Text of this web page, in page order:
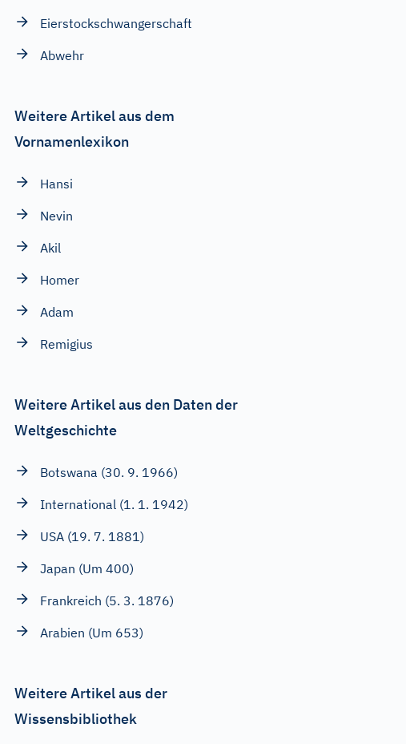
Eierstockschwangerschaft
Abwehr
Weitere Artikel aus dem
Vornamenlexikon
Hansi
Nevin
Akil
Homer
Adam
Remigius
Weitere Artikel aus den Daten der
Weltgeschichte
Botswana (30. 9. 1966)
International (1. 1. 1942)
USA (19. 7. 1881)
Japan (Um 400)
Frankreich (5. 3. 1876)
Arabien (Um 653)
Weitere Artikel aus der
Wissensbibliothek